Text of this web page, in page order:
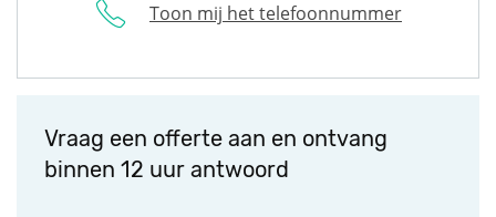
Toon mij het telefoonnummer
Vraag een offerte aan en ontvang
binnen 12 uur antwoord